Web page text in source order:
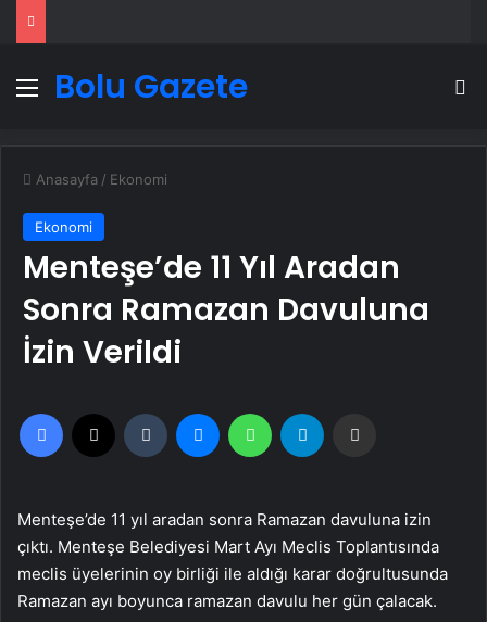
Menü
Bolu Gazete
Anasayfa / Ekonomi
Ekonomi
Menteşe’de 11 Yıl Aradan
Sonra Ramazan Davuluna
İzin Verildi
Facebook Tumblr MessengerWhatsApp
Menteşe’de 11 yıl aradan sonra Ramazan davuluna izin
çıktı. Menteşe Belediyesi Mart Ayı Meclis Toplantısında
meclis üyelerinin oy birliği ile aldığı karar doğrultusunda
Ramazan ayı boyunca ramazan davulu her gün çalacak.